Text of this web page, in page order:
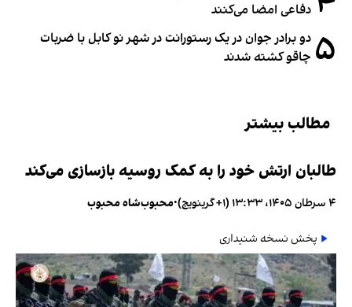
دفاعی امضا می‌کنند
۵ دو برادر جوان در یک رستورانت در شهر نو کابل با ضربات
چاقو کشته شدند
مطالب بیشتر
طالبان ارتش خود را به کمک روسیه بازسازی می‌کند
۴ سرطان ۱۴۰۵، ۱۳:۳۳ (‎+۱ گرینویچ) •محبوب‌شاه محبوب
پخش نسخه شنیداری